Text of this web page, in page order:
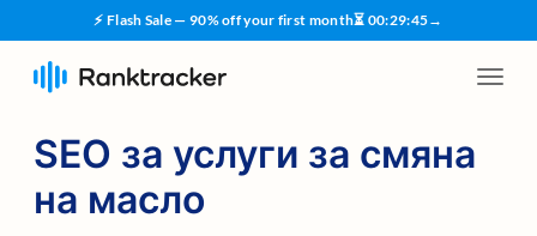
⚡ Flash Sale — 90% off your first month⏳ 00:29:45→
SEO за услуги за смяна
на масло